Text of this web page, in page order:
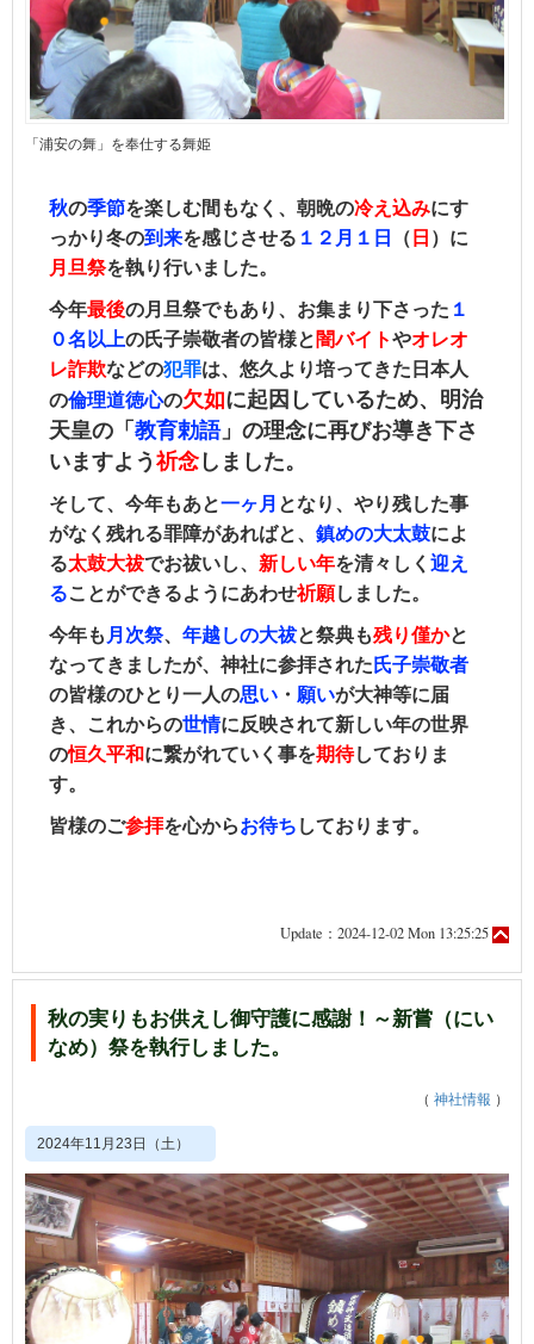
「浦安の舞」を奉仕する舞姫
秋の季節を楽しむ間もなく、朝晩の冷え込みにす
っかり冬の到来を感じさせる １２月１日 （ 日󠄀 ）に
月旦祭を執り行いました。
今年最後の月旦祭でもあり、 お集まり下さった １
０名以上の氏子崇敬者の皆様と 闇バイトやオレオ
レ詐欺などの犯罪は、悠久より培ってきた日本人
の倫理道徳心の欠如に起因しているため、明治
天皇の「 教育勅語」の理念に再びお導き下さ
いますよう 祈念しました。
そして、今年もあと一ヶ月 となり、やり残した事
がなく残れる罪障があればと、 鎮めの大太鼓によ
る太鼓大祓でお祓いし、 新しい年を清々しく 迎え
ることができるようにあわせ祈願しました。
今年も 月次祭、 年越しの大祓と祭典も残り僅かと
なってきましたが、神社に参拝された 氏子崇敬者
の皆様のひとり一人の思い ・ 願いが大神等に届
き、これからの世情に反映されて新しい年の世界
の恒久平和に繋がれていく事を期待しておりま
す。
皆様のご参拝を心からお待ち しております。
Update：2024-12-02 Mon 13:25:25
秋の実りもお供えし御守護に感謝！～新嘗（にい
なめ）祭を執行しました。
（ 神社情報 ）
2024年11月23日（土）